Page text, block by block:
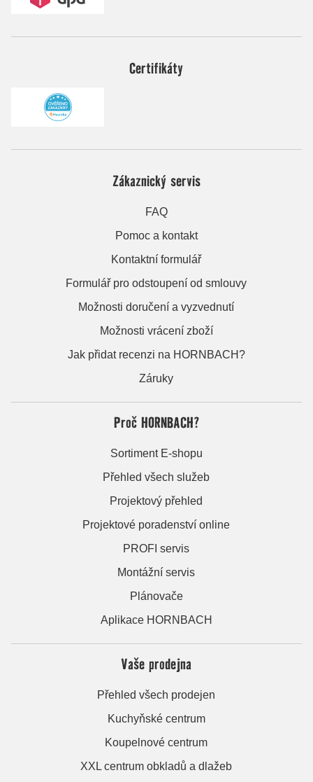
Certifikáty
Zákaznický servis
FAQ
Pomoc a kontakt
Kontaktní formulář
Formulář pro odstoupení od smlouvy
Možnosti doručení a vyzvednutí
Možnosti vrácení zboží
Jak přidat recenzi na HORNBACH?
Záruky
Proč HORNBACH?
Sortiment E-shopu
Přehled všech služeb
Projektový přehled
Projektové poradenství online
PROFI servis
Montážní servis
Plánovače
Aplikace HORNBACH
Vaše prodejna
Přehled všech prodejen
Kuchyňské centrum
Koupelnové centrum
XXL centrum obkladů a dlažeb